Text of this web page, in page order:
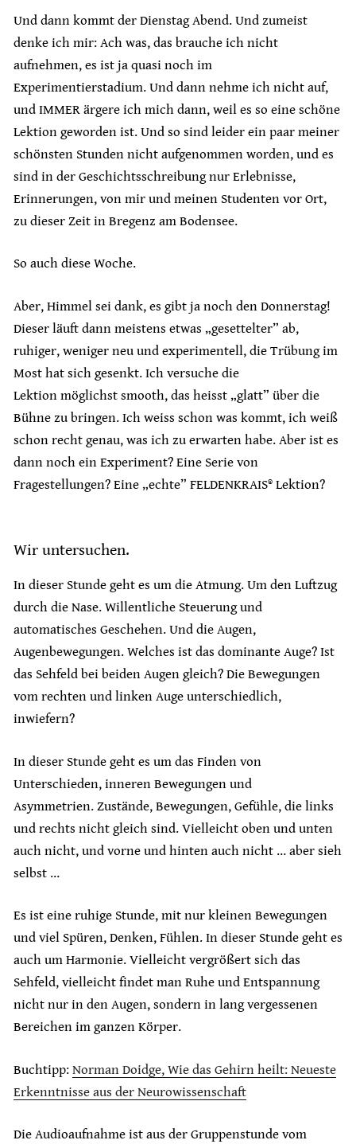
Und dann kommt der Dienstag Abend. Und zumeist
denke ich mir: Ach was, das brauche ich nicht
aufnehmen, es ist ja quasi noch im
Experimentierstadium. Und dann nehme ich nicht auf,
und IMMER ärgere ich mich dann, weil es so eine schöne
Lektion geworden ist. Und so sind leider ein paar meiner
schönsten Stunden nicht aufgenommen worden, und es
sind in der Geschichtsschreibung nur Erlebnisse,
Erinnerungen, von mir und meinen Studenten vor Ort,
zu dieser Zeit in Bregenz am Bodensee.
So auch diese Woche.
Aber, Himmel sei dank, es gibt ja noch den Donnerstag!
Dieser läuft dann meistens etwas „gesettelter” ab,
ruhiger, weniger neu und experimentell, die Trübung im
Most hat sich gesenkt. Ich versuche die
Lektion möglichst smooth, das heisst „glatt” über die
Bühne zu bringen. Ich weiss schon was kommt, ich weiß
schon recht genau, was ich zu erwarten habe. Aber ist es
dann noch ein Experiment? Eine Serie von
Fragestellungen? Eine „echte” FELDENKRAIS® Lektion?
Wir untersuchen.
In dieser Stunde geht es um die Atmung. Um den Luftzug
durch die Nase. Willentliche Steuerung und
automatisches Geschehen. Und die Augen,
Augenbewegungen. Welches ist das dominante Auge? Ist
das Sehfeld bei beiden Augen gleich? Die Bewegungen
vom rechten und linken Auge unterschiedlich,
inwiefern?
In dieser Stunde geht es um das Finden von
Unterschieden, inneren Bewegungen und
Asymmetrien. Zustände, Bewegungen, Gefühle, die links
und rechts nicht gleich sind. Vielleicht oben und unten
auch nicht, und vorne und hinten auch nicht … aber sieh
selbst …
Es ist eine ruhige Stunde, mit nur kleinen Bewegungen
und viel Spüren, Denken, Fühlen. In dieser Stunde geht es
auch um Harmonie. Vielleicht vergrößert sich das
Sehfeld, vielleicht findet man Ruhe und Entspannung
nicht nur in den Augen, sondern in lang vergessenen
Bereichen im ganzen Körper.
Buchtipp: Norman Doidge, Wie das Gehirn heilt: Neueste
Erkenntnisse aus der Neurowissenschaft
Die Audioaufnahme ist aus der Gruppenstunde vom